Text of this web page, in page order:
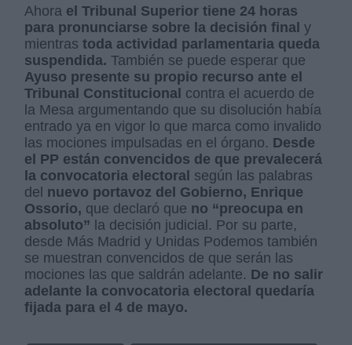
Ahora el Tribunal Superior tiene 24 horas
para pronunciarse sobre la decisión final y
mientrastoda actividad parlamentaria queda
suspendida. También se puede esperar que
Ayuso presente su propio recurso ante el
Tribunal Constitucional contra el acuerdo de
la Mesa argumentando que su disolución había
entrado ya en vigor lo que marca como invalido
las mociones impulsadas en el órgano. Desde
el PP están convencidos de que prevalecerá
la convocatoria electoral según las palabras
del nuevo portavoz del Gobierno, Enrique
Ossorio, que declaró que no “preocupa en
absoluto” la decisión judicial. Por su parte,
desde Más Madrid y Unidas Podemos también
se muestran convencidos de que serán las
mociones las que saldrán adelante. De no salir
adelante la convocatoria electoral quedaría
fijada para el 4 de mayo.